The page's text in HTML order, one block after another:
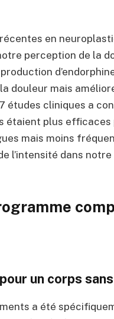
en
perception de la
douleur mais
études cliniques a
étaient plus
mais moins
l’intensité dans
un corps
a été